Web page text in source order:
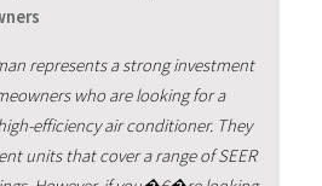
represents a strong investment
who are looking for a
efficiency air conditioner. They
units that cover a range of SEER